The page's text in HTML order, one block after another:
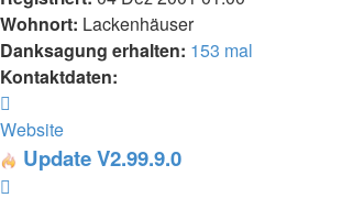
Wohnort: Lackenhäuser
Danksagung erhalten: 153 mal
Kontaktdaten:
von
Werner
Website
Update V2.99.9.0